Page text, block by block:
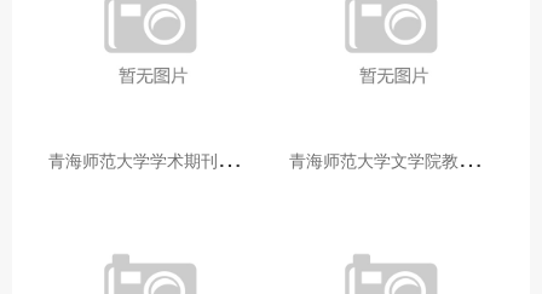
青
海师范大学学术期刊两个专栏入选2025年青海省期刊重点专栏 青
海师范大学文学院教师赴山东省相关高校和学术机构交流学习